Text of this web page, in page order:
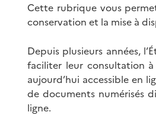
Cette rubrique vous
conservation et la mise à
Depuis plusieurs années,
faciliter leur consultation
aujourd’hui accessible en
de documents numérisés
ligne.